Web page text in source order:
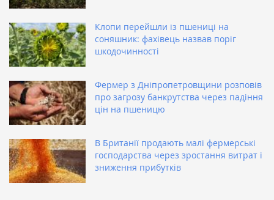
Клопи перейшли із пшениці на
соняшник: фахівець назвав поріг
шкодочинності
Фермер з Дніпропетровщини розповів
про загрозу банкрутства через падіння
цін на пшеницю
В Британії продають малі фермерські
господарства через зростання витрат і
зниження прибутків